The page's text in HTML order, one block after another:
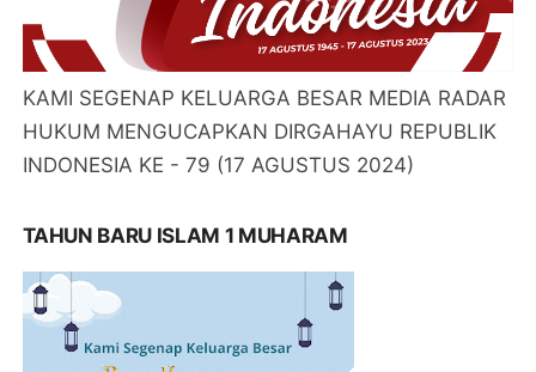
KAMI SEGENAP KELUARGA BESAR MEDIA RADAR
HUKUM MENGUCAPKAN DIRGAHAYU REPUBLIK
INDONESIA KE - 79 (17 AGUSTUS 2024)
TAHUN BARU ISLAM 1 MUHARAM